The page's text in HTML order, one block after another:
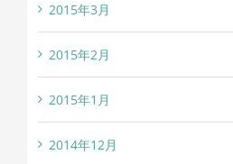
2015年3月
2015年2月
2015年1月
2014年12月